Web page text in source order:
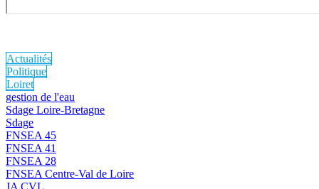
Actualités
Politique
Loiret
gestion de l'eau
Sdage Loire-Bretagne
Sdage
FNSEA 45
FNSEA 41
FNSEA 28
FNSEA Centre-Val de Loire
JA CVL